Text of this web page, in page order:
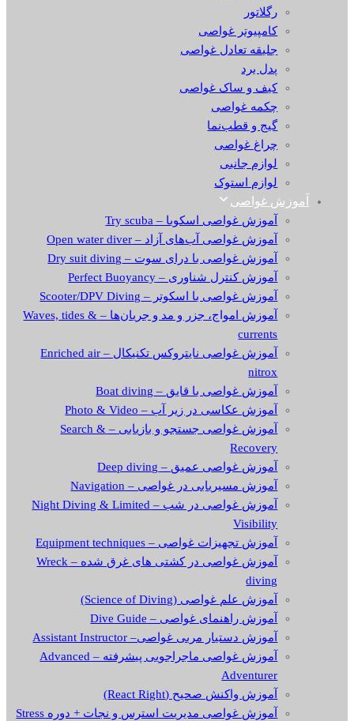
رگلاتور
کامپیوتر غواصی
جلیقه تعادل غواصی
پدل برد
کیف و ساک غواصی
چکمه غواصی
گیج و قطب‌نما
چراغ غواصی
لوازم جانبی
لوازم استوک
آموزش غواصی
آموزش غواصی اسکوبا – Try scuba
آموزش غواصی آب‌های آزاد – Open water diver
آموزش غواصی با درای سوت – Dry suit diving
آموزش کنترل شناوری – Perfect Buoyancy
آموزش غواصی با اسکوتر – Scooter/DPV Diving
آموزش امواج، جزر و مد و جریان‌ها – Waves, tides &
currents
آموزش غواصی نایتروکس تکنیکال – Enriched air
nitrox
آموزش غواصی با قایق – Boat diving
آموزش عکاسی در زیر آب – Photo & Video
آموزش غواصی جستجو و بازیابی – Search &
Recovery
آموزش غواصی عمیق – Deep diving
آموزش مسیریابی در غواصی – Navigation
آموزش غواصی در شب – Night Diving & Limited
Visibility
آموزش تجهیزات غواصی – Equipment techniques
آموزش غواصی در کشتی های غرق شده – Wreck
diving
آموزش علم غواصی (Science of Diving)
آموزش راهنمای غواصی – Dive Guide
آموزش دستیار مربی غواصی– Assistant Instructor
آموزش غواصی ماجراجویی پیشرفته – Advanced
Adventurer
آموزش واکنش صحیح (React Right)
آموزش غواصی مدیریت استرس و نجات + دوره Stress